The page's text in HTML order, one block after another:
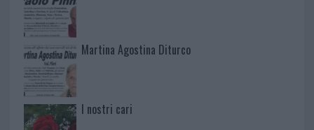
Martina Agostina Diturco
I nostri cari